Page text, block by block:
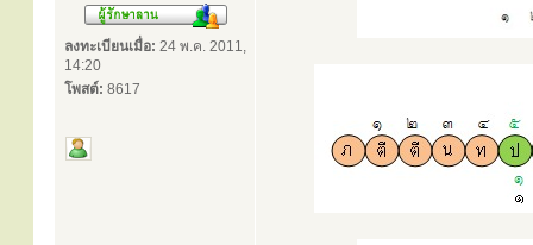
ลงทะเบียนเมื่อ: 24 พ.ค. 2011,
14:20
โพสต์: 8617